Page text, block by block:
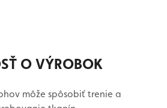
O VÝROBOK
môže spôsobiť trenie a